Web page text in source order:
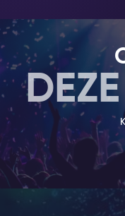
allemaal! Het feest
(5.00 uur op
week! Een mooie
je het mij vraagt.
NOT YOUR
Gin tonics, vodka
lekker natuurlijk.
worden dan de
iets nieuws ervaren.